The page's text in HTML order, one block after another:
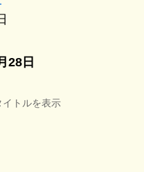
28日
トルを表示